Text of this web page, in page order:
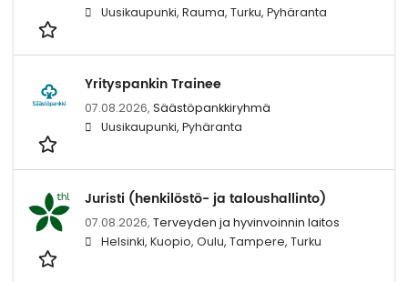
Uusikaupunki, Rauma, Turku, Pyhäranta
Yrityspankin Trainee
07.08.2026, Säästöpankkiryhmä
Uusikaupunki, Pyhäranta
Juristi (henkilöstö- ja taloushallinto)
07.08.2026, Terveyden ja hyvinvoinnin laitos
Helsinki, Kuopio, Oulu, Tampere, Turku